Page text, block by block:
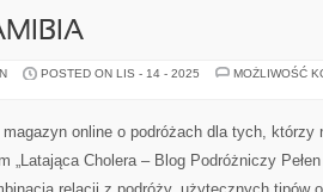
POSTED ON LIS - 14 - 2025
MOŻLIWOŚĆ
magazyn online o podróżach dla tych, którzy
„Latająca Cholera – Blog Podróżniczy